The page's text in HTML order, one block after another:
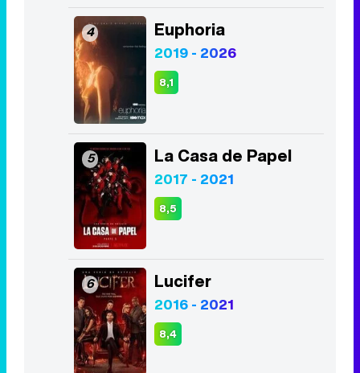
4 Euphoria
2019 - 2026
8,1
5 La Casa de Papel
2017 - 2021
8,5
6 Lucifer
2016 - 2021
8,4